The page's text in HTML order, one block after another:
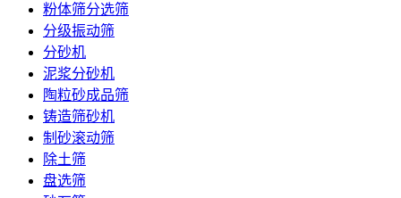
粉体筛分选筛
分级振动筛
分砂机
泥浆分砂机
陶粒砂成品筛
铸造筛砂机
制砂滚动筛
除土筛
盘选筛